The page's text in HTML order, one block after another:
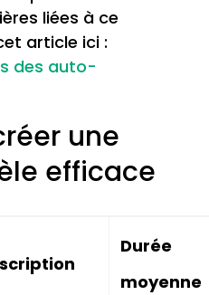
liées à ce
article ici :
des auto-
une
efficace
Durée
moyenne